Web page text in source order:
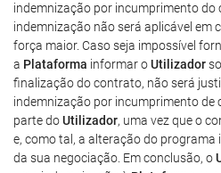
indemnização por incumprimento do
indemnização não será aplicável em
força maior. Caso seja impossível
a Plataforma informar oUtilizador
finalização do contrato, não será
indemnização por incumprimento de
parte doUtilizador, uma vez que o
e, como tal, a alteração do programa
da sua negociação. Em conclusão, o